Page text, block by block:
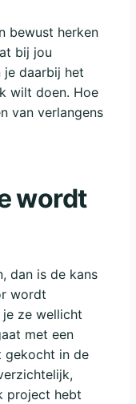
bewust herken
bij jou
je daarbij het
wilt doen. Hoe
van verlangens
wordt
dan is de kans
wordt
ze wellicht
met een
gekocht in de
project hebt